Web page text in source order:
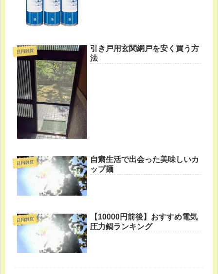
日用雑貨
引き戸用玄関網戸を安く買う方
法
日用雑貨
自粛生活で出会った美味しいカ
ップ麺
日用雑貨
【10000円前後】おすすめ電気
圧力鍋ランキング